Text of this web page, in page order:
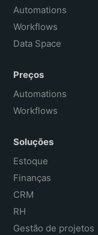
Français
Automations
Workflows
Data Space
Preços
Automations
Workflows
Soluções
Estoque
Finanças
CRM
RH
Gestão de projetos